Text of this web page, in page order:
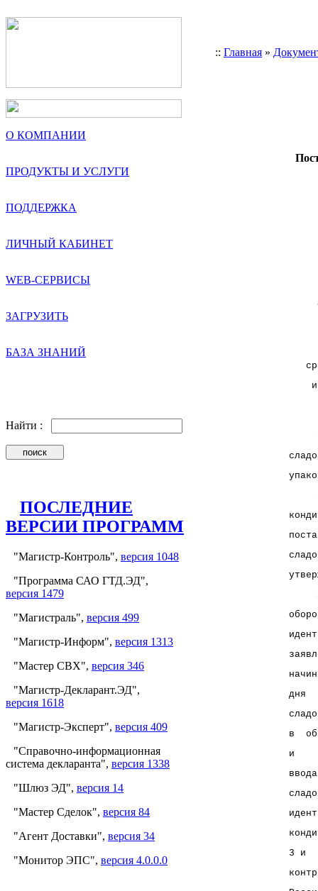
:: Главная »
О КОМПАНИИ
ПРОДУКТЫ И УСЛУГИ
ПОДДЕРЖКА
ЛИЧНЫЙ КАБИНЕТ
WEB-СЕРВИСЫ
ЗАГРУЗИТЬ
БАЗА ЗНАНИЙ
Найти :
ПОСЛЕДНИЕ
ВЕРСИИ ПРОГРАММ
"Магистр-Контроль", версия 1048
"Программа САО ГТД.ЭД",
версия 1479
"Магистраль", версия 499
"Магистр-Информ", версия 1313
"Мастер СВХ", версия 346
"Магистр-Декларант.ЭД",
версия 1618
"Магистр-Эксперт", версия 409
"Справочно-информационная
система декларанта", версия 1338
"Шлюз ЭД", версия 14
"Мастер Сделок", версия 84
"Агент Доставки", версия 34
"Монитор ЭПС", версия 4.0.0.0
и
а)
дня
в
и
3 и